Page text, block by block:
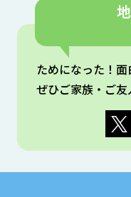
ためになった！
ぜひご家族・ご友